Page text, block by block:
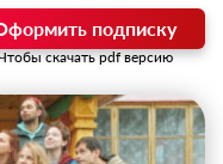
подписку
скачать pdf версию